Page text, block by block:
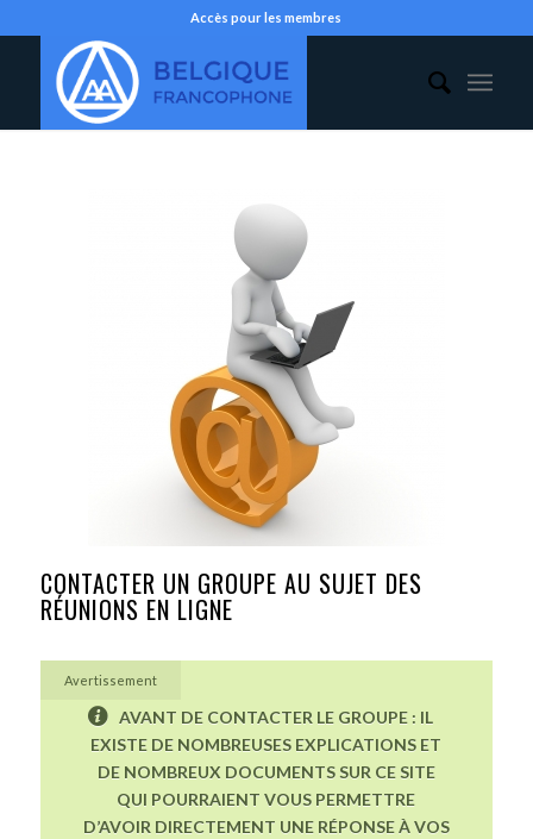
Accès pour les membres
CONTACTER UN GROUPE AU SUJET DES
RÉUNIONS EN LIGNE
Avertissement
AVANT DE CONTACTER LE GROUPE : IL
EXISTE DE NOMBREUSES EXPLICATIONS ET
DE NOMBREUX DOCUMENTS SUR CE SITE
QUI POURRAIENT VOUS PERMETTRE
D’AVOIR DIRECTEMENT UNE RÉPONSE À VOS